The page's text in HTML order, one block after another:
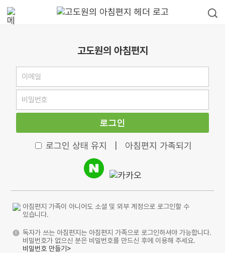
고도원의 아침편지
로그인
로그인 상태 유지 아침편지 가족되기
아침편지 가족이 아니어도 소셜 및 외부 계정으로 로그인할 수
있습니다.
독자가 쓰는 아침편지는 아침편지 가족으로 로그인하셔야 가능합니다.
비밀번호가 없으신 분은 비밀번호를 만드신 후에 이용해 주세요.
비밀번호 만들기>